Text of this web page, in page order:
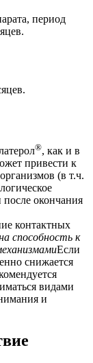
период
®, как и в
привести к
(в т.ч.
после окончания
контактных
способность к
Если
снижается
видами
и